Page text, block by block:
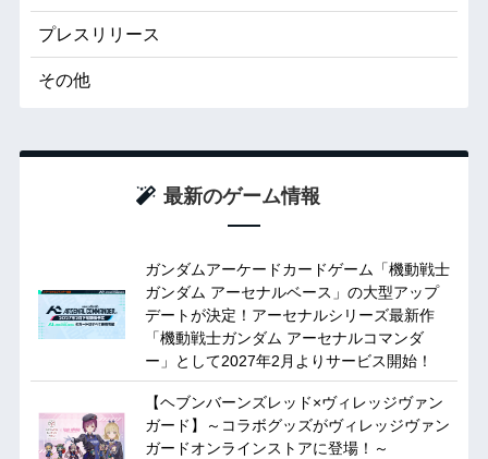
プレスリリース
その他
最新のゲーム情報
ガンダムアーケードカードゲーム「機動戦士
ガンダム アーセナルベース」の大型アップ
デートが決定！アーセナルシリーズ最新作
「機動戦士ガンダム アーセナルコマンダ
ー」として2027年2月よりサービス開始！
【ヘブンバーンズレッド×ヴィレッジヴァン
ガード】～コラボグッズがヴィレッジヴァン
ガードオンラインストアに登場！～